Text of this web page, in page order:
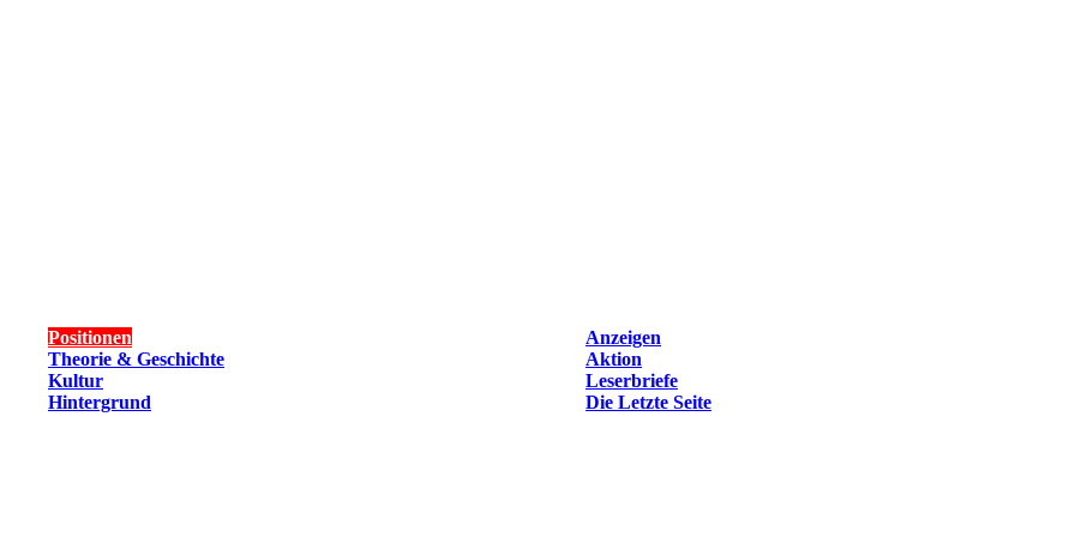
Positionen
Anzeigen
Theorie & Geschichte
Aktion
Kultur
Leserbriefe
Hintergrund Die Letzte Seite